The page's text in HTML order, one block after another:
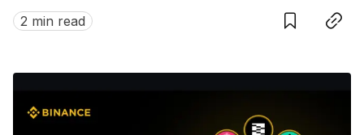
Nam.
2 min read